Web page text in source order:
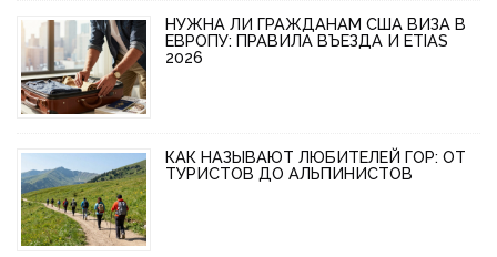
НУЖНА ЛИ ГРАЖДАНАМ США ВИЗА В
ЕВРОПУ: ПРАВИЛА ВЪЕЗДА И ETIAS
2026
КАК НАЗЫВАЮТ ЛЮБИТЕЛЕЙ ГОР: ОТ
ТУРИСТОВ ДО АЛЬПИНИСТОВ